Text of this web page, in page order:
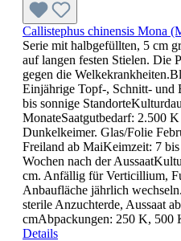
Callistephus chinensis Mona
Serie mit halbgefüllten, 5 cm
auf langen festen Stielen. Die
gegen die
Einjährige Topf-, Schnitt- und
bis sonnige
MonateSaatgutbedarf: 2.500
Dunkelkeimer. Glas/Folie
Freiland ab MaiKeimzeit: 7
Wochen nach der
cm. Anfällig für Verticillium,
Anbaufläche jährlich
sterile Anzuchterde, Aussaat
cmAbpackungen: 250 K, 500
Details